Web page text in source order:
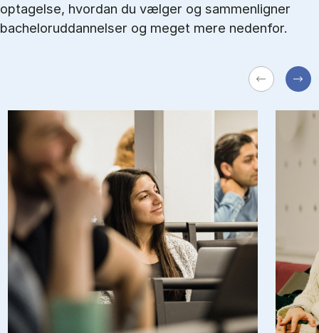
optagelse, hvordan du vælger og sammenligner
bacheloruddannelser og meget mere nedenfor.